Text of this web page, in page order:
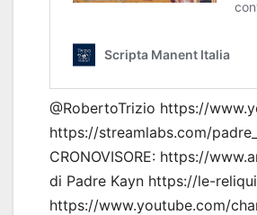
@RobertoTrizio https://
https://streamlabs.com/
CRONOVISORE: https://
di Padre Kayn https://le-
https://www.youtube.com/